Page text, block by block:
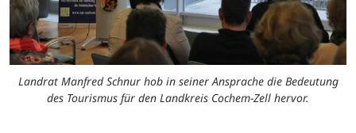
Landrat Manfred Schnur hob in seiner Ansprache die Bedeutung
des Tourismus für den Landkreis Cochem-Zell hervor.